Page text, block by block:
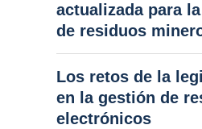
actualizada para
de residuos
Los retos de la
en la gestión de
electrónicos